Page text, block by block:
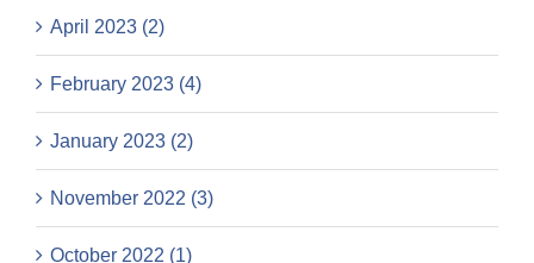
April 2023 (2)
February 2023 (4)
January 2023 (2)
November 2022 (3)
October 2022 (1)